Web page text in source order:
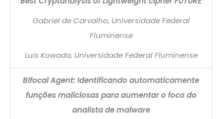
Gabriel de Carvalho, Universidade Federal
Fluminense
Luis Kowada, Universidade Federal Fluminense
Bifocal Agent: Identificando automaticamente
funções maliciosas para aumentar o foco do
analista de malware